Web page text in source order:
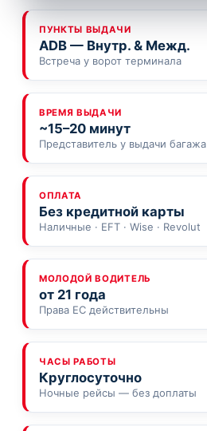
ПУНКТЫ ВЫДАЧИ
ADB — Внутр. & Межд.
Встреча у ворот терминала
ВРЕМЯ ВЫДАЧИ
~15–20 минут
Представитель у выдачи багажа
ОПЛАТА
Без кредитной карты
Наличные · EFT · Wise · Revolut
МОЛОДОЙ ВОДИТЕЛЬ
от 21 года
Права ЕС действительны
ЧАСЫ РАБОТЫ
Круглосуточно
Ночные рейсы — без доплаты